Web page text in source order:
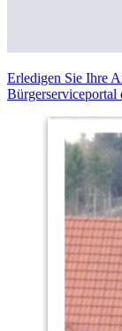
Erledigen Sie Ihre
Bürgerserviceportal